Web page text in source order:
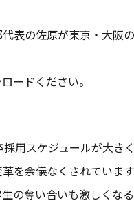
表の佐原が東京・大阪
ードください。
用スケジュールが大きく
を余儀なくされています
の奪い合いも激しくな